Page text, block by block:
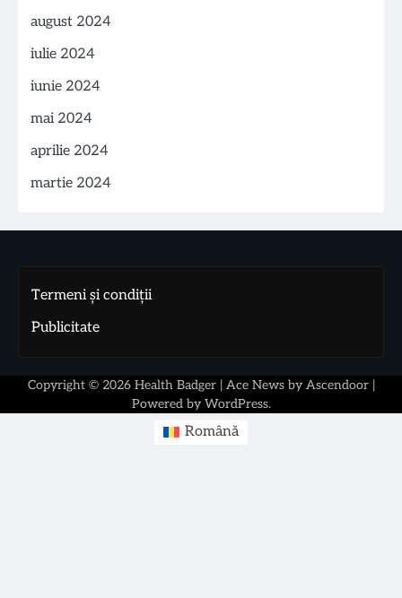
august 2024
iulie 2024
iunie 2024
mai 2024
aprilie 2024
martie 2024
Termeni și condiții
Publicitate
Copyright © 2026 Health Badger| Ace News by Ascendoor|
Powered by WordPress.
Română